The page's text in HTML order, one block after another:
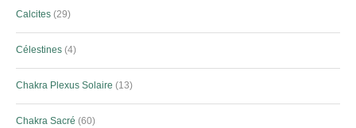
Calcites 29
Célestines 4
Chakra Plexus Solaire 13
Chakra Sacré 60